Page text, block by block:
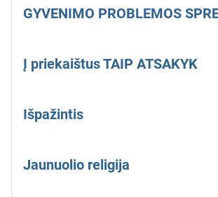
GYVENIMO PROBLEMOS
Į priekaištus TAIP ATSAKYK
Išpažintis
Jaunuolio religija